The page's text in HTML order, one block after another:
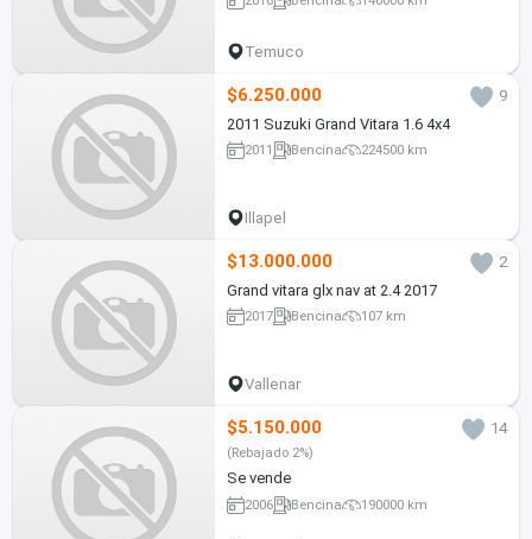
Temuco
$6.250.000
9
2011 Suzuki Grand Vitara 1.6 4x4
2011 Bencina 224500 km
Illapel
$13.000.000
2
Grand vitara glx nav at 2.4 2017
2017 Bencina 107 km
Vallenar
$5.150.000 14
(Rebajado 2%)
Se vende
2006 Bencina 190000 km